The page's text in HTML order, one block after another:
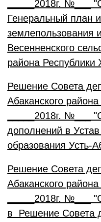
_____2018г. №___
Генеральный план
землепользования
Весенненского
района Республики
Решение Совета
Абаканского
_____2018г. №___
дополнений в
образования Усть-
Решение Совета
Абаканского
_____2018г. №___
в Решение Совета